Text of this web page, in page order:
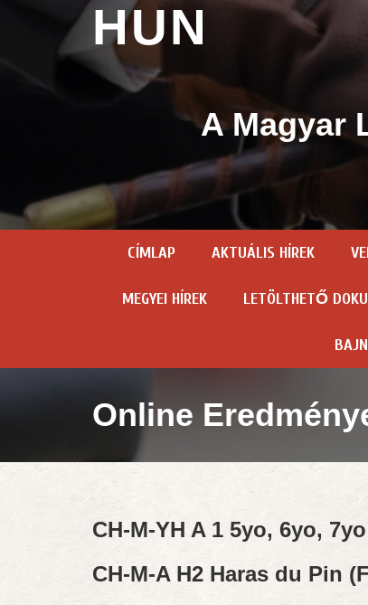
HUN
A Magyar
CÍMLAP AKTUÁLIS HÍREK
MEGYEI HÍREK LETÖLTHETŐ
Online
CH-M-YH A 1 5yo, 6yo,
CH-M-A H2 Haras du Pin